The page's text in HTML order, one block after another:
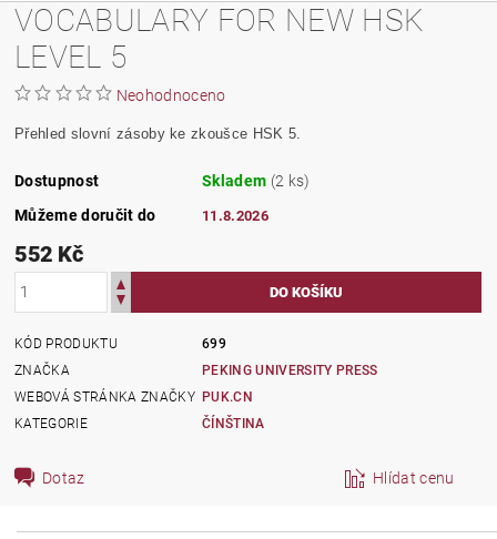
VOCABULARY FOR NEW HSK
LEVEL 5
Neohodnoceno
Přehled slovní zásoby ke zkoušce HSK 5.
Dostupnost Skladem (2 ks)
Můžeme doručit do
11.8.2026
552 Kč
KÓD PRODUKTU
699
ZNAČKA
PEKING UNIVERSITY PRESS
WEBOVÁ STRÁNKA ZNAČKY PUK.CN
KATEGORIE
ČÍNŠTINA
Dotaz Hlídat cenu